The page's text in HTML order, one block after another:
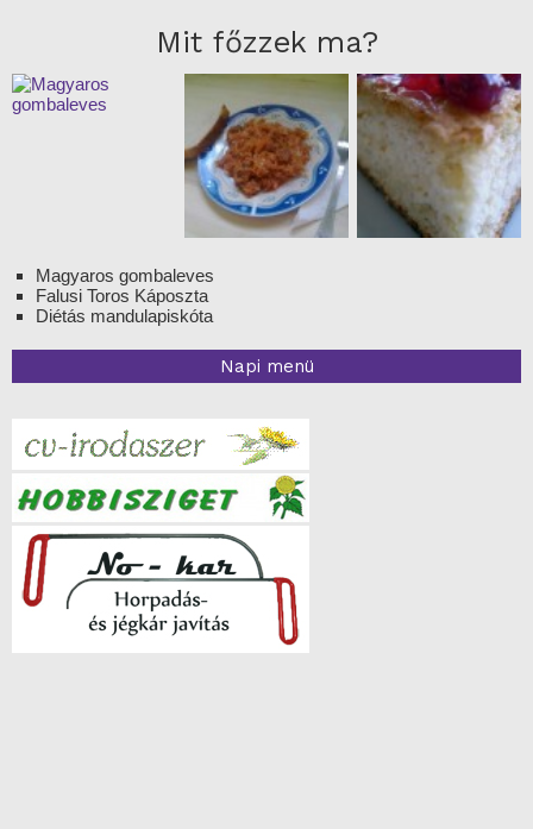
Mit főzzek ma?
Magyaros gombaleves
Falusi Toros Káposzta
Diétás mandulapiskóta
Napi menü